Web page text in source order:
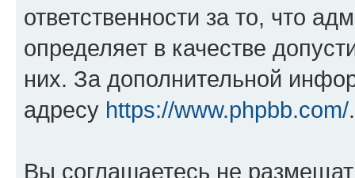
ответственности за то, что
определяет в качестве
них. За дополнительной
адресу https://www.phpbb.com/.
Вы соглашаетесь не